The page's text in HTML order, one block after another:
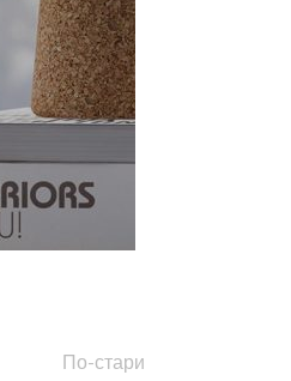
По-стари